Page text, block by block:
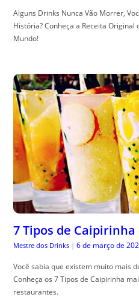
Alguns Drinks Nunca Vão Morrer,
História? Conheça a Receita
Mundo!
7 Tipos de
Mestre dos Drinks | 6 de março de
Você sabia que existem muito mais
Conheça os 7 Tipos de Caipirinha
restaurantes.